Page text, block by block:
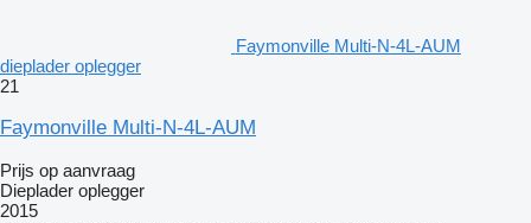
Faymonville Multi-N-4L-AUM
dieplader oplegger
21
Faymonville Multi-N-4L-AUM
Prijs op aanvraag
Dieplader oplegger
2015